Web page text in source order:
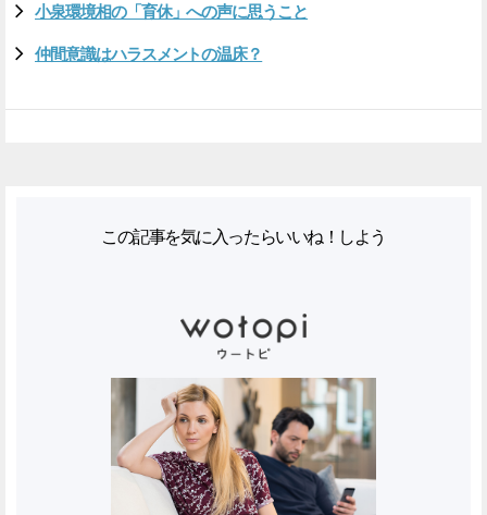
小泉環境相の「育休」への声に思うこと
仲間意識はハラスメントの温床？
この記事を気に入ったらいいね！しよう